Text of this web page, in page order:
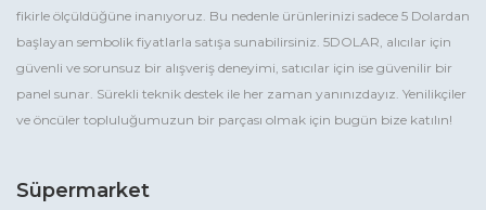
fikirle ölçüldüğüne inanıyoruz. Bu nedenle ürünlerinizi sadece 5 Dolardan
başlayan sembolik fiyatlarla satışa sunabilirsiniz. 5DOLAR, alıcılar için
güvenli ve sorunsuz bir alışveriş deneyimi, satıcılar için ise güvenilir bir
panel sunar. Sürekli teknik destek ile her zaman yanınızdayız. Yenilikçiler
ve öncüler topluluğumuzun bir parçası olmak için bugün bize katılın!
Süpermarket